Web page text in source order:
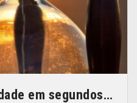
em segundos…